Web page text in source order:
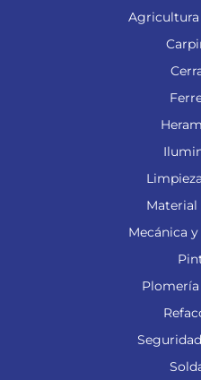
Mecánica